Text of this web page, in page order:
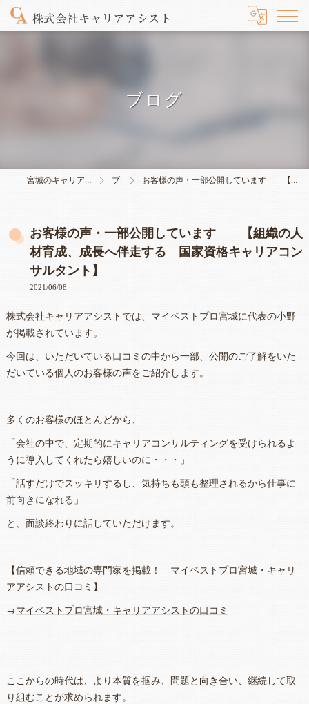
ブログ
宮城のキャリアは株式会社キャリアアシスト ブログ お客様の声・一部公開しています 【組織の人材育成、成長へ伴走する 国家資格キャリアコンサルタント】
お客様の声・一部公開しています 【組織の人
材育成、成長へ伴走する 国家資格キャリアコン
サルタント】
2021/06/08
株式会社キャリアアシストでは、マイベストプロ宮城に代表の小野
が掲載されています。
今回は、いただいている口コミの中から一部、公開のご了解をいた
だいている個人のお客様の声をご紹介します。
多くのお客様のほとんどから、
「会社の中で、定期的にキャリアコンサルティングを受けられるよ
うに導入してくれたら嬉しいのに・・・」
「話すだけでスッキリするし、気持ちも頭も整理されるから仕事に
前向きになれる」
と、面談終わりに話していただけます。
【信頼できる地域の専門家を掲載！ マイベストプロ宮城・キャリ
アアシストの口コミ】
→マイベストプロ宮城・キャリアアシストの口コミ
ここからの時代は、より本質を掴み、問題と向き合い、継続して取
り組むことが求められます。